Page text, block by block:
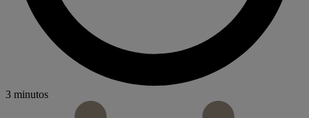
3 minutos